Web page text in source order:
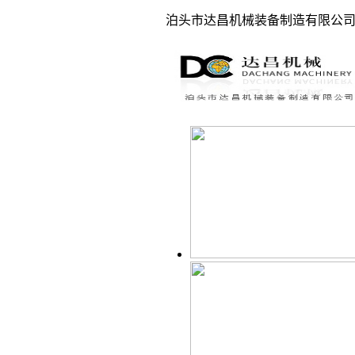
泊头市达昌机械装备制造有限